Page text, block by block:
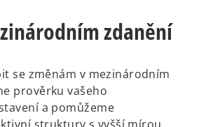
zdanění
se změnám v mezinárodním
prověrku vašeho
a pomůžeme